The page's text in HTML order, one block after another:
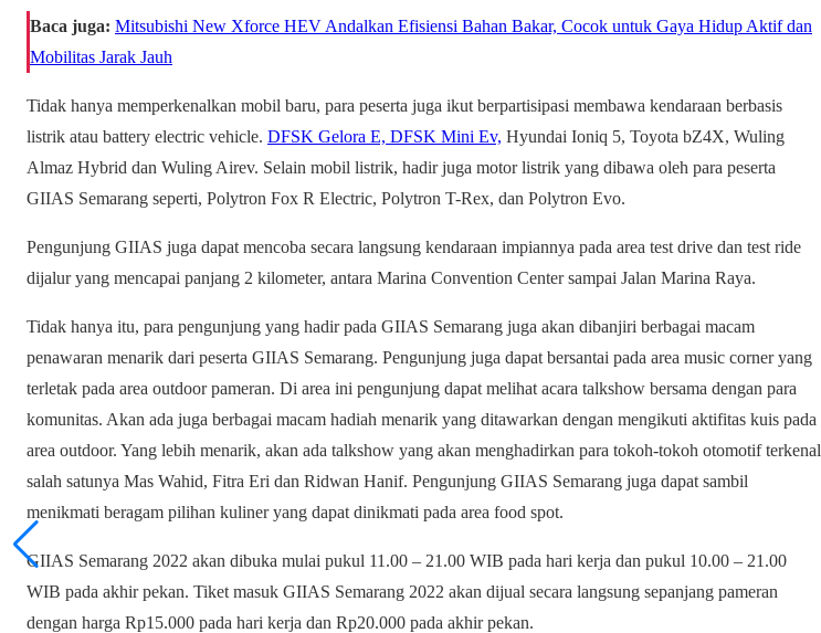
Baca juga: Mitsubishi New Xforce HEV Andalkan Efisiensi Bahan Bakar, Cocok untuk Gaya Hidup Aktif dan
Mobilitas Jarak Jauh
Tidak hanya memperkenalkan mobil baru, para peserta juga ikut berpartisipasi membawa kendaraan berbasis
listrik atau battery electric vehicle. DFSK Gelora E, DFSK Mini Ev, Hyundai Ioniq 5, Toyota bZ4X, Wuling
Almaz Hybrid dan Wuling Airev. Selain mobil listrik, hadir juga motor listrik yang dibawa oleh para peserta
GIIAS Semarang seperti, Polytron Fox R Electric, Polytron T-Rex, dan Polytron Evo.
Pengunjung GIIAS juga dapat mencoba secara langsung kendaraan impiannya pada area test drive dan test ride
dijalur yang mencapai panjang 2 kilometer, antara Marina Convention Center sampai Jalan Marina Raya.
Tidak hanya itu, para pengunjung yang hadir pada GIIAS Semarang juga akan dibanjiri berbagai macam
penawaran menarik dari peserta GIIAS Semarang. Pengunjung juga dapat bersantai pada area music corner yang
terletak pada area outdoor pameran. Di area ini pengunjung dapat melihat acara talkshow bersama dengan para
komunitas. Akan ada juga berbagai macam hadiah menarik yang ditawarkan dengan mengikuti aktifitas kuis pada
area outdoor. Yang lebih menarik, akan ada talkshow yang akan menghadirkan para tokoh-tokoh otomotif terkenal
salah satunya Mas Wahid, Fitra Eri dan Ridwan Hanif. Pengunjung GIIAS Semarang juga dapat sambil
menikmati beragam pilihan kuliner yang dapat dinikmati pada area food spot.
GIIAS Semarang 2022 akan dibuka mulai pukul 11.00 – 21.00 WIB pada hari kerja dan pukul 10.00 – 21.00
WIB pada akhir pekan. Tiket masuk GIIAS Semarang 2022 akan dijual secara langsung sepanjang pameran
dengan harga Rp15.000 pada hari kerja dan Rp20.000 pada akhir pekan.